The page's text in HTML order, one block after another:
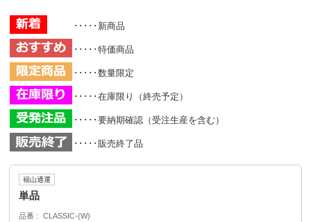
･････新商品
･････特価商品
･････数量限定
･････在庫限り（終売予定）
･････要納期確認（受注生産を含む）
･････販売終了品
福山通運
単品
品番
CLASSIC-(W)